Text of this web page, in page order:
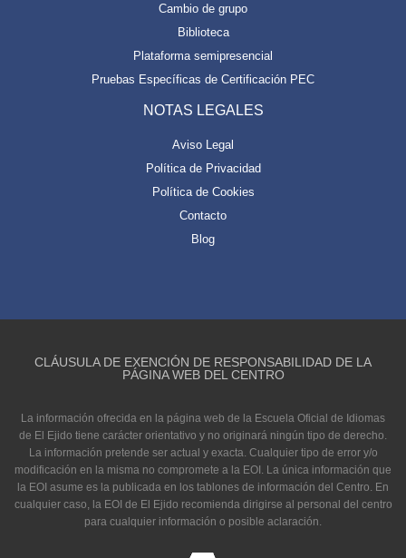
Cambio de grupo
Biblioteca
Plataforma semipresencial
Pruebas Específicas de Certificación PEC
NOTAS LEGALES
Aviso Legal
Política de Privacidad
Política de Cookies
Contacto
Blog
CLÁUSULA DE EXENCIÓN DE RESPONSABILIDAD DE LA
PÁGINA WEB DEL CENTRO
La información ofrecida en la página web de la Escuela Oficial de Idiomas
de El Ejido tiene carácter orientativo y no originará ningún tipo de derecho.
La información pretende ser actual y exacta. Cualquier tipo de error y/o
modificación en la misma no compromete a la EOI. La única información que
la EOI asume es la publicada en los tablones de información del Centro. En
cualquier caso, la EOI de El Ejido recomienda dirigirse al personal del centro
para cualquier información o posible aclaración.